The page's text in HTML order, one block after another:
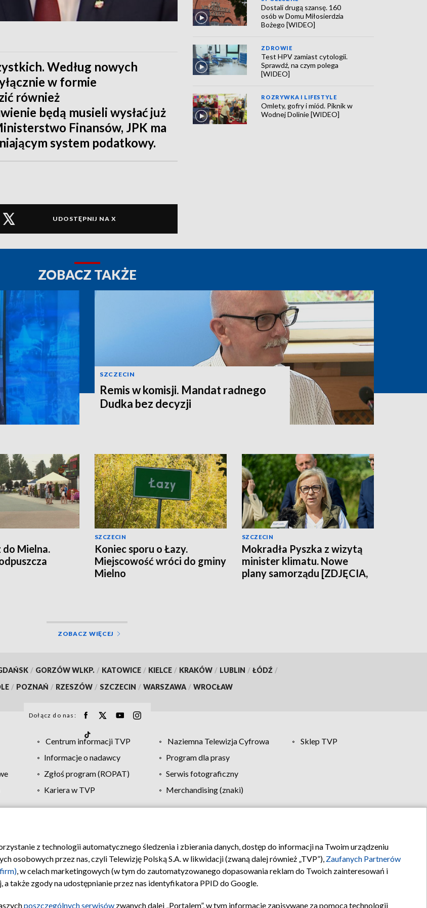
Według nowych
w formie
również
będą musieli wysłać już
Finansów, JPK ma
system podatkowy.
UDOSTĘPNIJ NA X
Dostali drugą szansę. 160
osób w Domu Miłosierdzia
Bożego [WIDEO]
ZDROWIE
Test HPV zamiast cytologii.
Sprawdź, na czym polega
[WIDEO]
ROZRYWKA I LIFESTYLE
Omlety, gofry i miód. Piknik w
Wodnej Dolinie [WIDEO]
ZOBACZ TAKŻE
SZCZECIN
Remis w komisji. Mandat radnego
Dudka bez decyzji
Mielna.
SZCZECIN
Koniec sporu o Łazy.
Miejscowość wróci do gminy
Mielno
SZCZECIN
Mokradła Pyszka z wizytą
minister klimatu. Nowe
plany samorządu [ZDJĘCIA,
ZOBACZ WIĘCEJ
/ GORZÓW WLKP. / KATOWICE / KIELCE / KRAKÓW / LUBLIN / ŁÓDŹ /
/ POZNAŃ / RZESZÓW / SZCZECIN / WARSZAWA / WROCŁAW
Dołącz do nas:
Centrum informacji TVP Naziemna Telewizja Cyfrowa
Sklep TVP
Informacje o nadawcy
Program dla prasy
Zgłoś program (ROPAT)
Serwis fotograficzny
Kariera w TVP
Merchandising (znaki)
prywatności Moje zgody Pomoc Biuro reklamy Kontakt
z technologii automatycznego śledzenia i zbierania danych, dostęp do informacji na Twoim urządzeniu
osobowych przez nas, czyli Telewizję Polską S.A. w likwidacji (zwaną dalej również „TVP”), Zaufanych Partnerów
, w celach marketingowych (w tym do zautomatyzowanego dopasowania reklam do Twoich zainteresowań i
także zgody na udostępnianie przez nas identyfikatora PPID do Google.
poszczególnych serwisów zwanych dalej „Portalem”, w tym informacje zapisywane za pomocą technologii